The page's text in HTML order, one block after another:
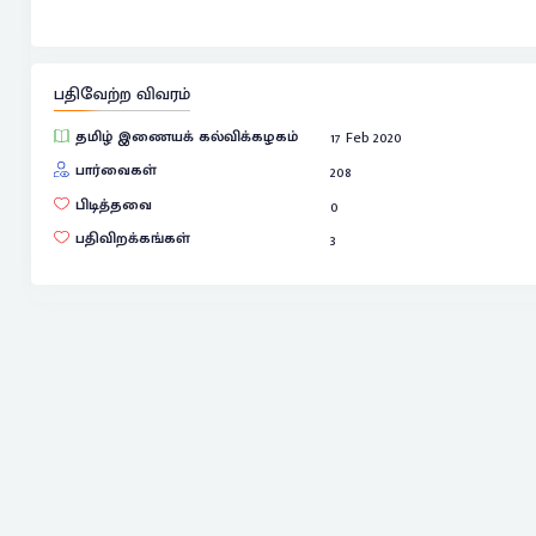
பதிவேற்ற விவரம்
தமிழ் இணையக் கல்விக்கழகம்
17 Feb 2020
பார்வைகள்
208
பிடித்தவை
0
பதிவிறக்கங்கள்
3